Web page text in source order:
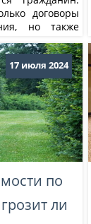
договоры
но также
прав
по
ли
17 июля 2024